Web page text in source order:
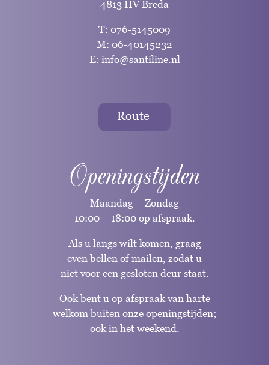
4813 HV Breda
T: 076-5145009
M: 06-40145232
E: info@santiline.nl
Route
Openingstijden
Maandag – Zondag
10:00 – 18:00 op afspraak.
Als u langs wilt komen, graag
even bellen of mailen, zodat u
niet voor een gesloten deur staat.
Ook bent u op afspraak van harte
welkom buiten onze openingstijden;
ook in het weekend.